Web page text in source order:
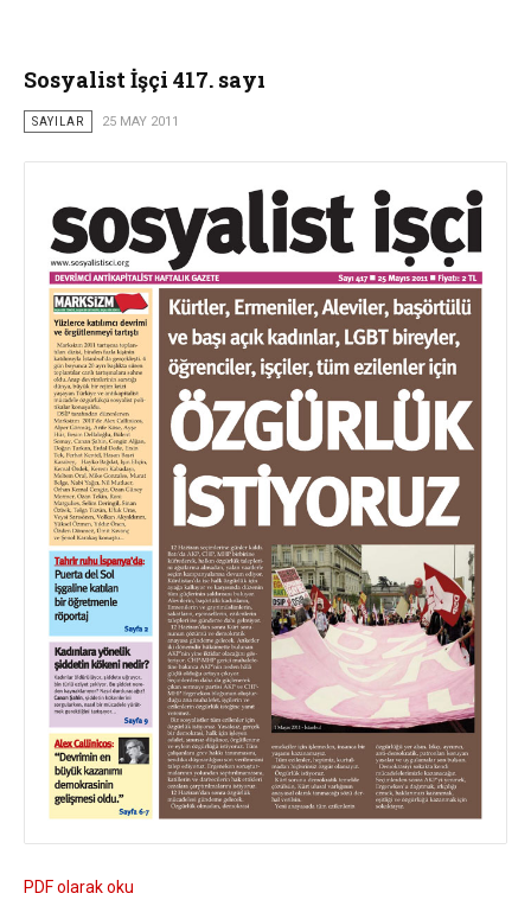
Sosyalist İşçi 417. sayı
SAYILAR 25 MAY 2011
PDF olarak oku